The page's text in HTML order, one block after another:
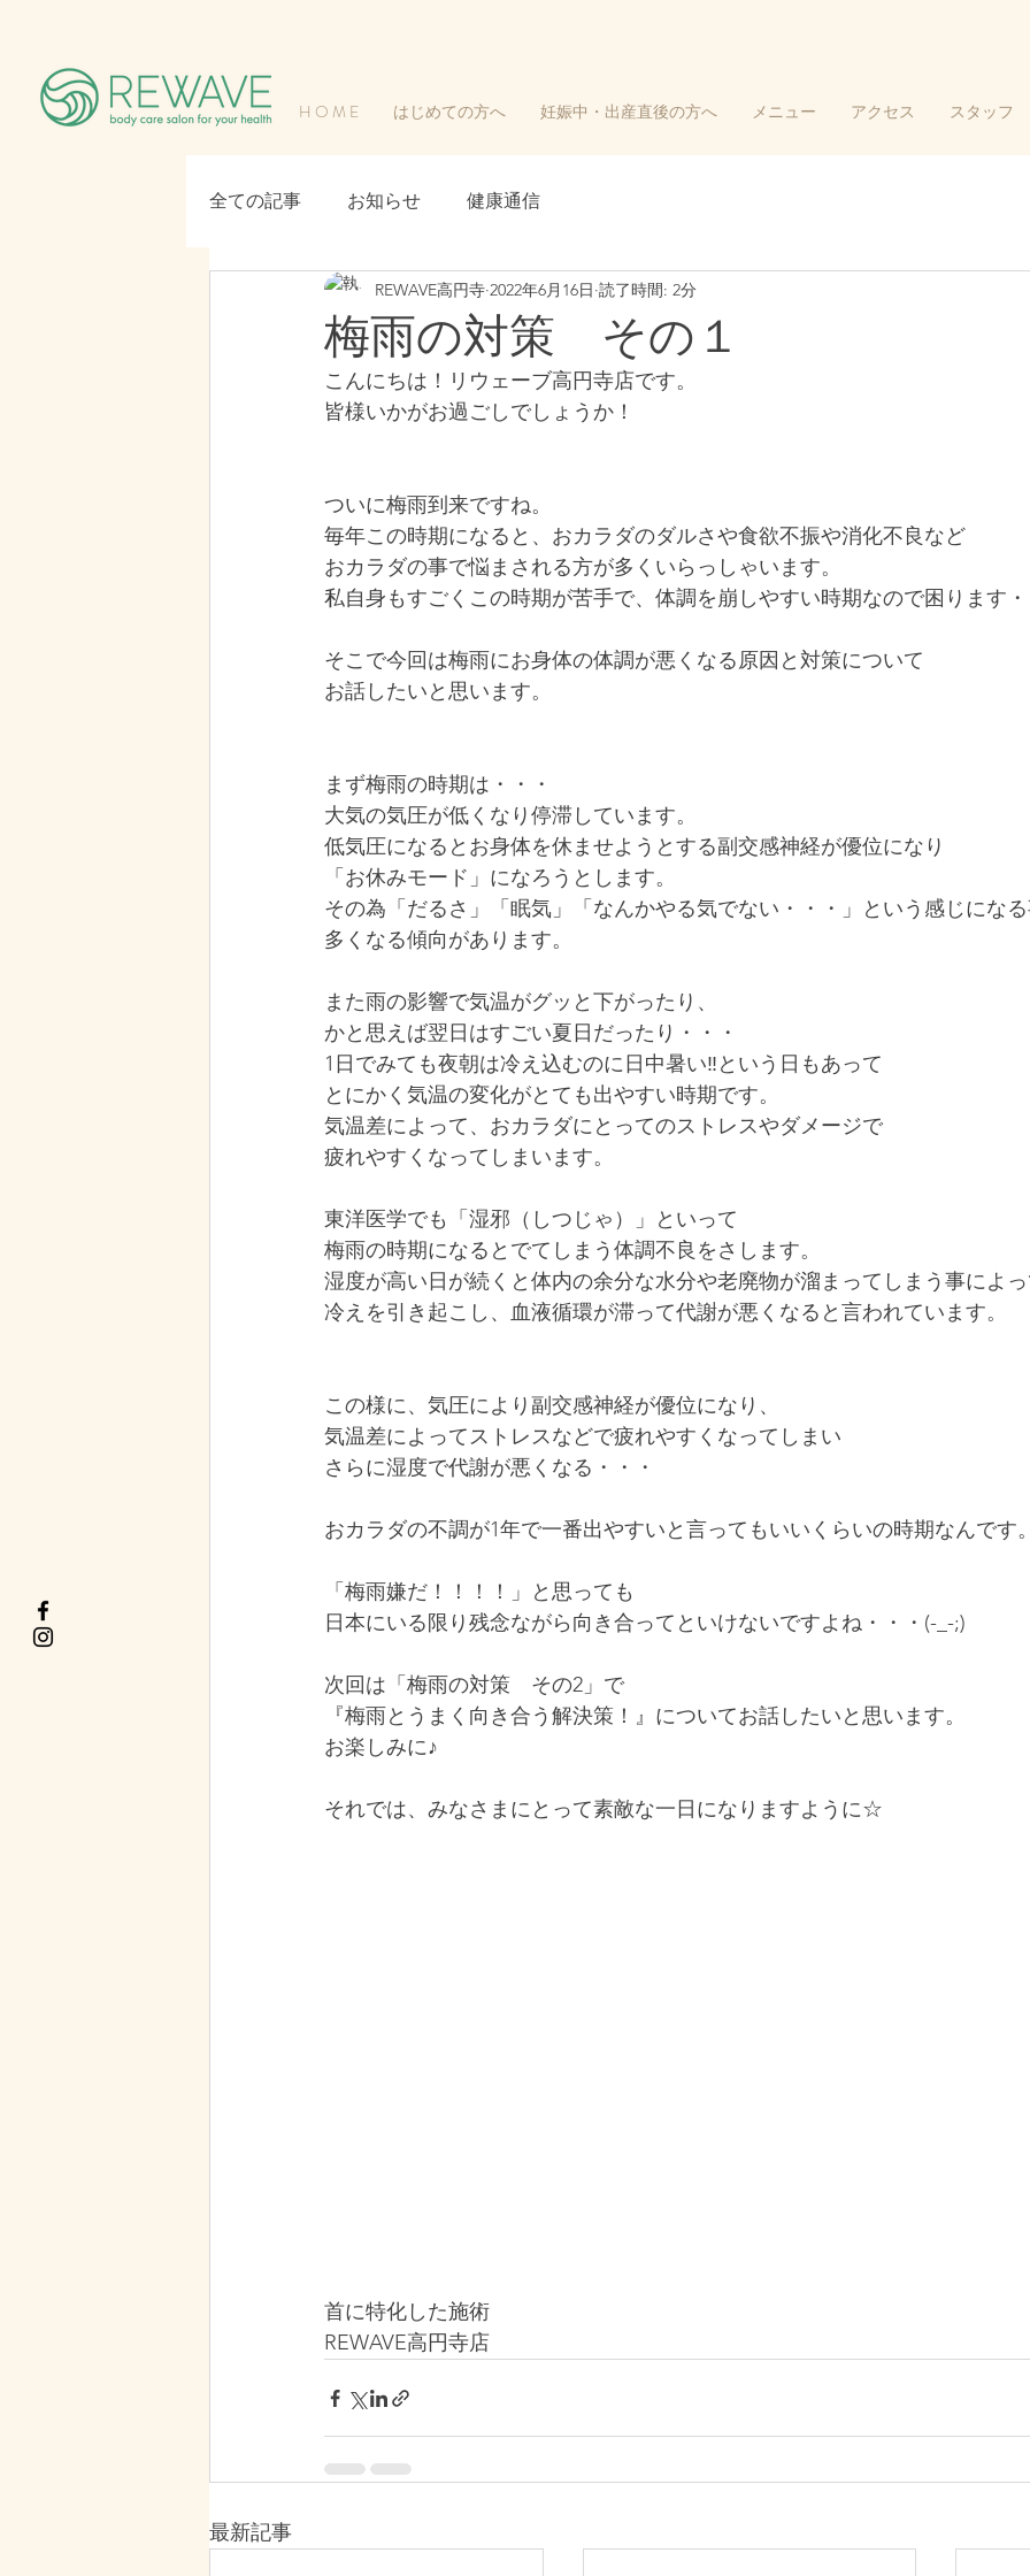
H O M E はじめての方へ 妊娠中・出産直後の方へ メニュー アクセス スタッフ
全ての記事 お知らせ 健康通信
梅雨の対策 その１
REWAVE高円寺 2022年6月16日 読了時間: 2分
こんにちは！リウェーブ高円寺店です。
皆様いかがお過ごしでしょうか！
ついに梅雨到来ですね。
毎年この時期になると、おカラダのダルさや食欲不振や消化不良など
おカラダの事で悩まされる方が多くいらっしゃいます。
私自身もすごくこの時期が苦手で、体調を崩しやすい時期なので困ります
そこで今回は梅雨にお身体の体調が悪くなる原因と対策について
お話したいと思います。
まず梅雨の時期は・・・
大気の気圧が低くなり停滞しています。
低気圧になるとお身体を休ませようとする副交感神経が優位になり
「お休みモード」になろうとします。
その為「だるさ」「眠気」「なんかやる気でない・・・」という感じにな
多くなる傾向があります。
また雨の影響で気温がグッと下がったり、
かと思えば翌日はすごい夏日だったり・・・
1日でみても夜朝は冷え込むのに日中暑い‼という日もあって
とにかく気温の変化がとても出やすい時期です。
気温差によって、おカラダにとってのストレスやダメージで
疲れやすくなってしまいます。
東洋医学でも「湿邪（しつじゃ）」といって
梅雨の時期になるとでてしまう体調不良をさします。
湿度が高い日が続くと体内の余分な水分や老廃物が溜まってしまう事によ
冷えを引き起こし、血液循環が滞って代謝が悪くなると言われています。
この様に、気圧により副交感神経が優位になり、
気温差によってストレスなどで疲れやすくなってしまい
さらに湿度で代謝が悪くなる・・・
おカラダの不調が1年で一番出やすいと言ってもいいくらいの時期なんです
「梅雨嫌だ！！！！」と思っても
日本にいる限り残念ながら向き合ってといけないですよね・・・(-_-;)
次回は「梅雨の対策　その2」で
『梅雨とうまく向き合う解決策！』についてお話したいと思います。
お楽しみに♪
それでは、みなさまにとって素敵な一日になりますように☆
首に特化した施術
REWAVE高円寺店
最新記事